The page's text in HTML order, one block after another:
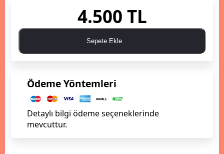
4.500 TL
Sepete Ekle
Ödeme Yöntemleri
Detaylı bilgi ödeme seçeneklerinde
mevcuttur.